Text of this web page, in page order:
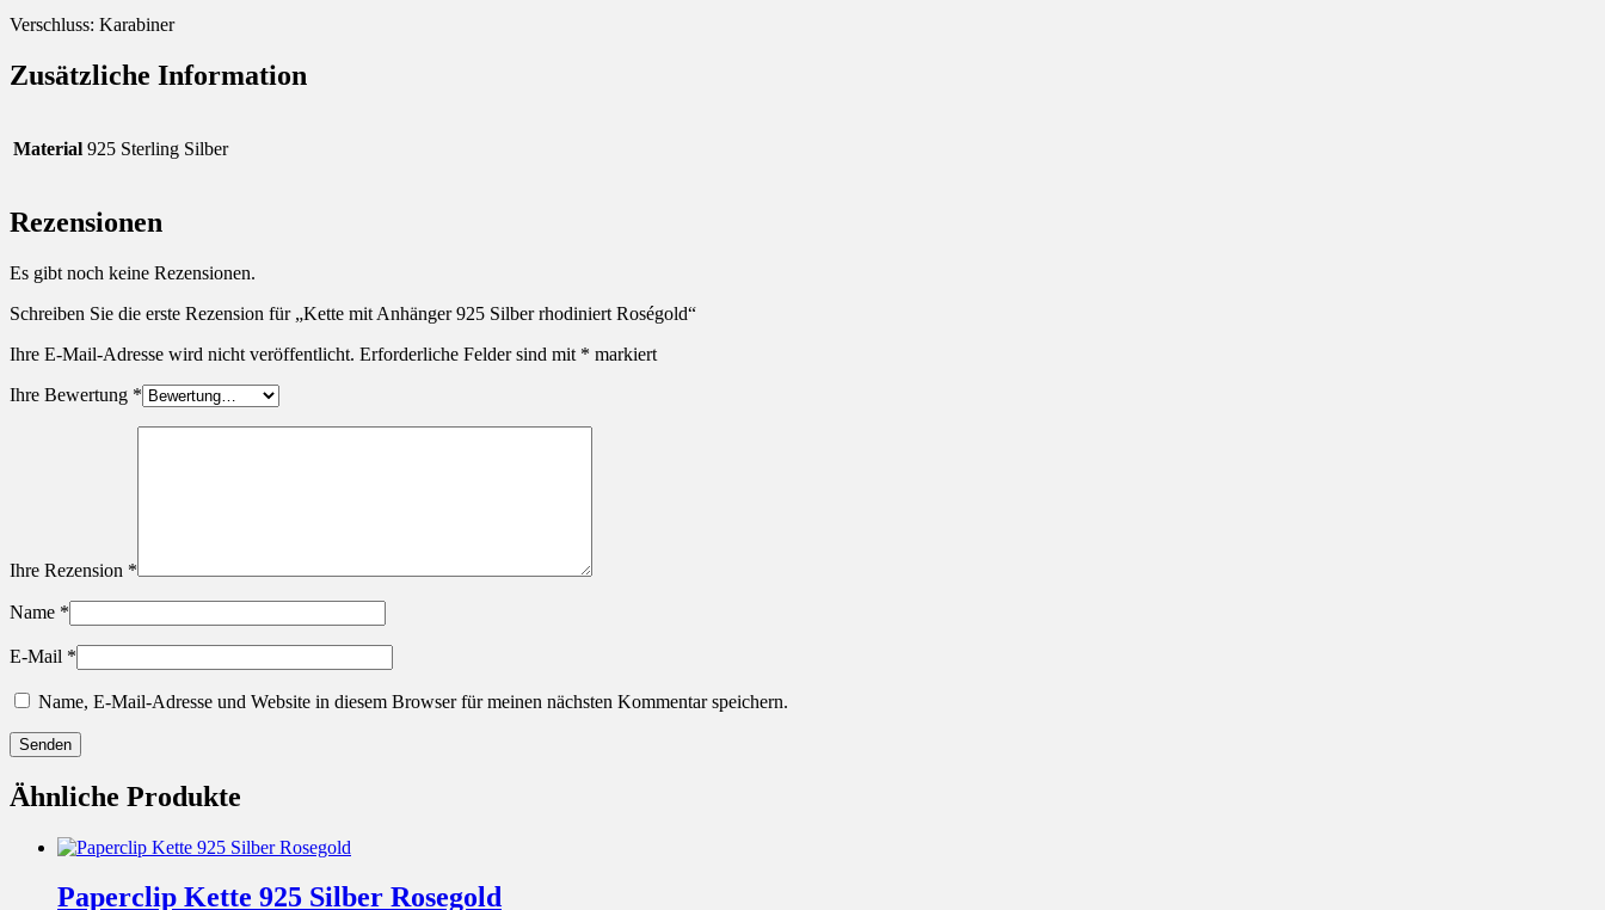
Verschluss: Karabiner
Zusätzliche Information
Material 925 Sterling Silber
Rezensionen
Es gibt noch keine Rezensionen.
Schreiben Sie die erste Rezension für „Kette mit Anhänger 925 Silber rhodiniert Roségold“
Ihre E-Mail-Adresse wird nicht veröffentlicht. Erforderliche Felder sind mit * markiert
Ihre Bewertung *
Ihre Rezension *
Name *
E-Mail *
Name, E-Mail-Adresse und Website in diesem Browser für meinen nächsten Kommentar speichern.
Ähnliche Produkte
Paperclip Kette 925 Silber Rosegold